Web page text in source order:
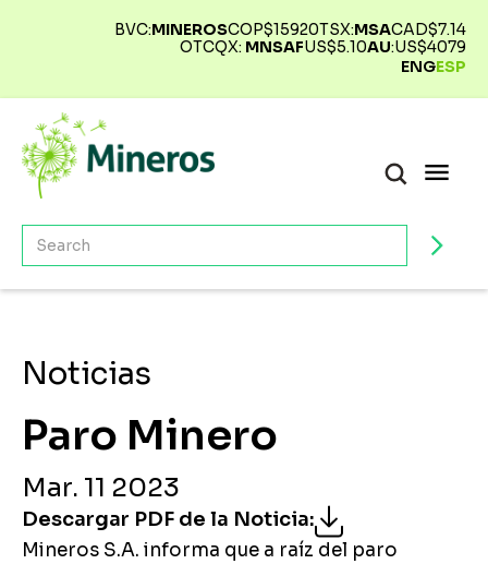
BVC:MINEROSCOP$15920TSX:MSACAD$7.14
OTCQX: MNSAFUS$5.10AU:US$4079
ENGESP
Noticias
Paro Minero
Mar. 11 2023
Descargar PDF de la Noticia:
Mineros S.A. informa que a raíz del paro